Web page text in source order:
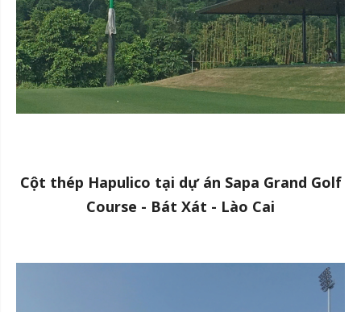
Cột thép Hapulico tại dự án Sapa Grand Golf
Course - Bát Xát - Lào Cai